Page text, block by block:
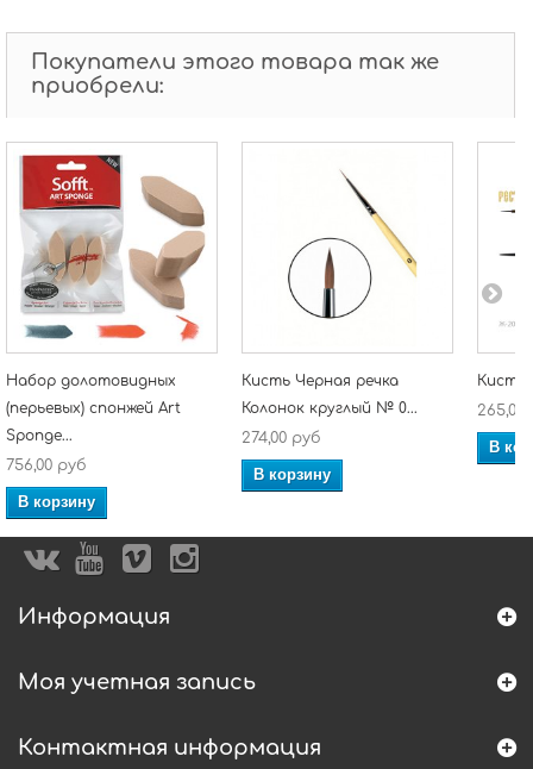
Покупатели этого товара так же
приобрели:
Набор долотовидных
(перьевых) спонжей Art
Sponge...
756,00 руб
В корзину
Кисть Черная речка
Колонок круглый № 0...
274,00 руб
В корзину
Кисть
265,00
В
Информация
Моя учетная запись
Контактная информация